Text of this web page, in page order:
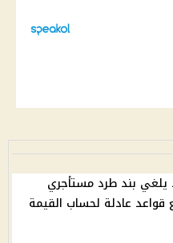
بند طرد مستأجري
قواعد عادلة لحساب القيمة